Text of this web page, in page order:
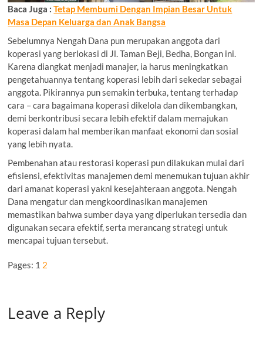
Baca Juga :Tetap Membumi Dengan Impian Besar Untuk
Masa Depan Keluarga dan Anak Bangsa
Sebelumnya Nengah Dana pun merupakan anggota dari
koperasi yang berlokasi di Jl. Taman Beji, Bedha, Bongan ini.
Karena diangkat menjadi manajer, ia harus meningkatkan
pengetahuannya tentang koperasi lebih dari sekedar sebagai
anggota. Pikirannya pun semakin terbuka, tentang terhadap
cara – cara bagaimana koperasi dikelola dan dikembangkan,
demi berkontribusi secara lebih efektif dalam memajukan
koperasi dalam hal memberikan manfaat ekonomi dan sosial
yang lebih nyata.
Pembenahan atau restorasi koperasi pun dilakukan mulai dari
efisiensi, efektivitas manajemen demi menemukan tujuan akhir
dari amanat koperasi yakni kesejahteraan anggota. Nengah
Dana mengatur dan mengkoordinasikan manajemen
memastikan bahwa sumber daya yang diperlukan tersedia dan
digunakan secara efektif, serta merancang strategi untuk
mencapai tujuan tersebut.
Pages: 1 2
Leave a Reply